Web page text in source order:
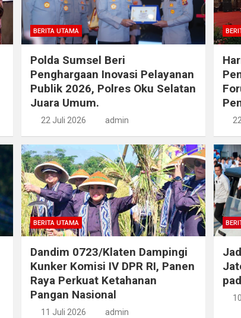
BERITA UTAMA
Polda Sumsel Beri
Penghargaan Inovasi Pelayanan
Publik 2026, Polres Oku Selatan
Juara Umum.
22 Juli 2026 admin
BERITA UTAMA
Dandim 0723/Klaten Dampingi
Kunker Komisi IV DPR RI, Panen
Raya Perkuat Ketahanan
Pangan Nasional
11 Juli 2026 admin